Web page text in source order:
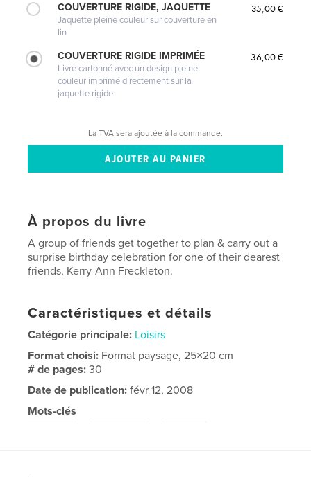
COUVERTURE RIGIDE, JAQUETTE
Jaquette pleine couleur sur couverture en
lin
35,00 €
COUVERTURE RIGIDE IMPRIMÉE
Livre cartonné avec un design pleine
couleur imprimé directement sur la
jaquette rigide
36,00 €
La TVA sera ajoutée à la commande.
À propos du livre
A group of friends get together to plan & carry out a
surprise birthday celebration for one of their dearest
friends, Kerry-Ann Freckleton.
Caractéristiques et détails
Catégorie principale: Loisirs
Format choisi: Format paysage, 25×20 cm
# de pages:30
Date de publication: févr 12, 2008
Mots-clés